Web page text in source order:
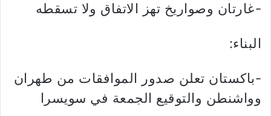
-غارتان وصواريخ تهز الاتفاق ولا تسقطه
البناء:
-باكستان تعلن صدور الموافقات من طهران
وواشنطن والتوقيع الجمعة في سويسرا